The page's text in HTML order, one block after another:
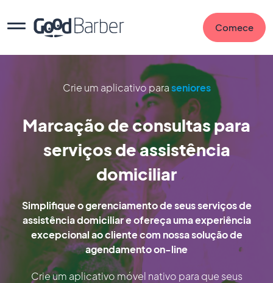
Comece
Crie um aplicativo paraseniores
Marcação de consultas para
serviços de assistência
domiciliar
Simplifique o gerenciamento de seus serviços de
assistência domiciliar e ofereça uma experiência
excepcional ao cliente com nossa solução de
agendamento on-line
Crie um aplicativo móvel nativo para que seus